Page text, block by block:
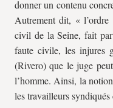
donner un contenu
Autrement dit, «
civil de la Seine, fait
faute civile, les injures
(Rivero) que le juge
l’homme. Ainsi, la
les travailleurs